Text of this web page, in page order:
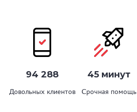
94 288
Довольных клиентов
45 минут
Срочная помощь